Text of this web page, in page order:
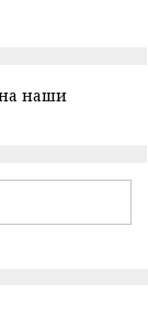
наши